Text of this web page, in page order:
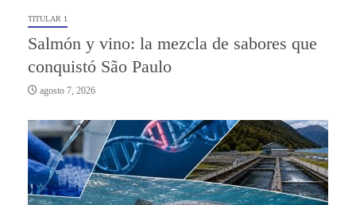
TITULAR 1
Salmón y vino: la mezcla de sabores que
conquistó São Paulo
agosto 7, 2026